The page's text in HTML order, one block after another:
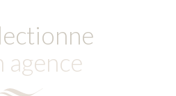
agence